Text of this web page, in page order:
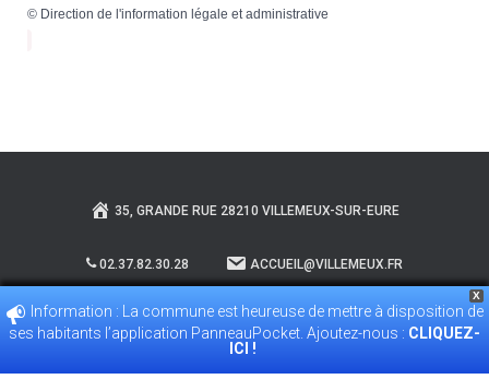
© Direction de l'information légale et administrative
35, GRANDE RUE 28210 VILLEMEUX-SUR-EURE
02.37.82.30.28 ACCUEIL@VILLEMEUX.FR
POLITIQUE DE CONFIDENTIALITÉ
X
Information : La commune est heureuse de mettre à disposition de
ses habitants l’application PanneauPocket. Ajoutez-nous : CLIQUEZ-
ICI !